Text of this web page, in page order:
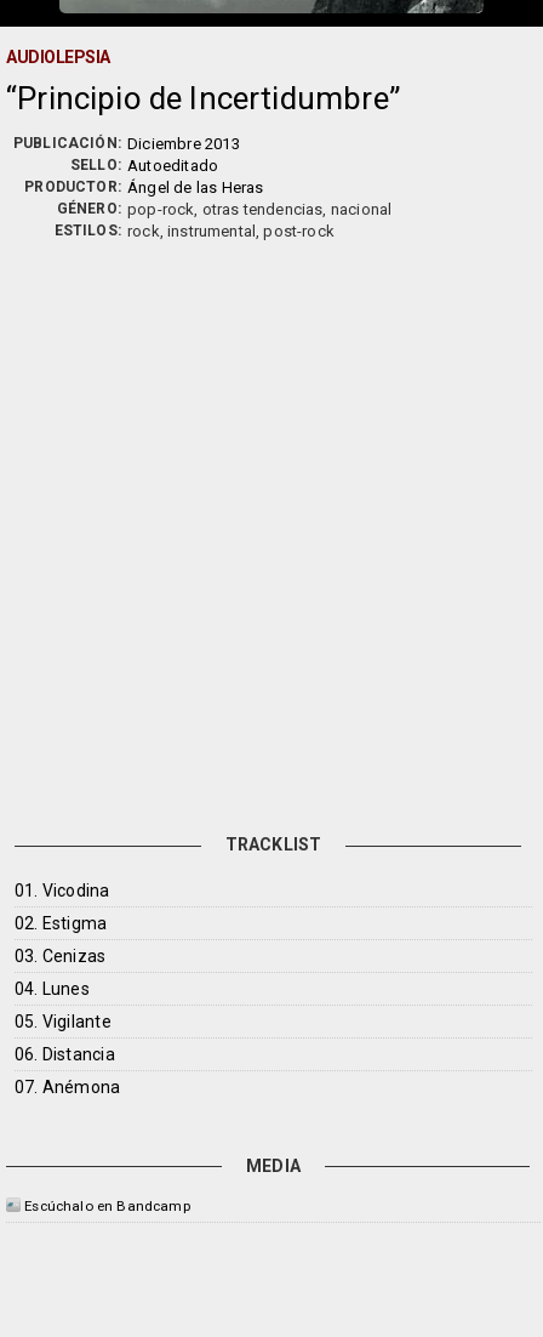
AUDIOLEPSIA
Principio de Incertidumbre
PUBLICACIÓN: Diciembre 2013
SELLO: Autoeditado
PRODUCTOR: Ángel de las Heras
GÉNERO: pop-rock, otras tendencias, nacional
ESTILOS: rock, instrumental, post-rock
TRACKLIST
01. Vicodina
02. Estigma
03. Cenizas
04. Lunes
05. Vigilante
06. Distancia
07. Anémona
MEDIA
Escúchalo en Bandcamp